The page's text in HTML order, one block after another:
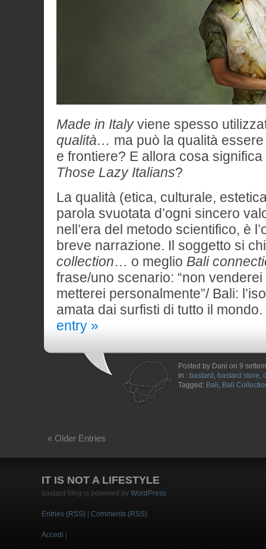
Made in Italyviene spesso
qualità… ma può la qualità
e frontiere? E allora cosa significa
Those Lazy Italians?
La qualità (etica, culturale,
parola svuotata d’ogni sincero
nell’era del metodo scientifico, è
breve narrazione. Il soggetto si
collection… o meglio Bali
frase/uno scenario: “non
metterei personalmente”/ Bali:
amata dai surfisti di tutto il mondo.
entry »
Posted by Dani on 9
in : bastard , bastard store,
Tagged: Bali, Bali
« Older Entries
IT IS NOT A LIFESTYLE
bastard blog is powered by WordPress
Entries (RSS) Comments (RSS)
Accedi